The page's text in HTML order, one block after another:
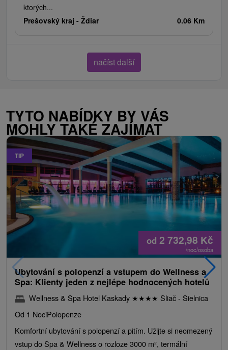
ktorých...
Prešovský kraj - Ždiar 0.06 Km
načíst další
TYTO NABÍDKY BY VÁS
MOHLY TAKÉ ZAJÍMAT
TIP
od 2 732,98 Kč
/noc/osoba
Ubytování s polopenzí a vstupem do Wellness a
Spa: Klienty jeden z nejlépe hodnocených hotelů
Wellness & Spa Hotel Kaskady ★★★★ Sliač - Sielnica
Od 1 NociPolopenze
Komfortní ubytování s polopenzí a pitím. Užijte si neomezený
vstup do Spa & Wellness o rozloze 3000 m², termální